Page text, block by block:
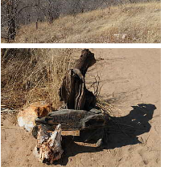
Show larger version